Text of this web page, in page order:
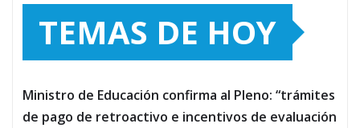
TEMAS DE HOY
Ministro de Educación confirma al Pleno: “trámites
de pago de retroactivo e incentivos de evaluación